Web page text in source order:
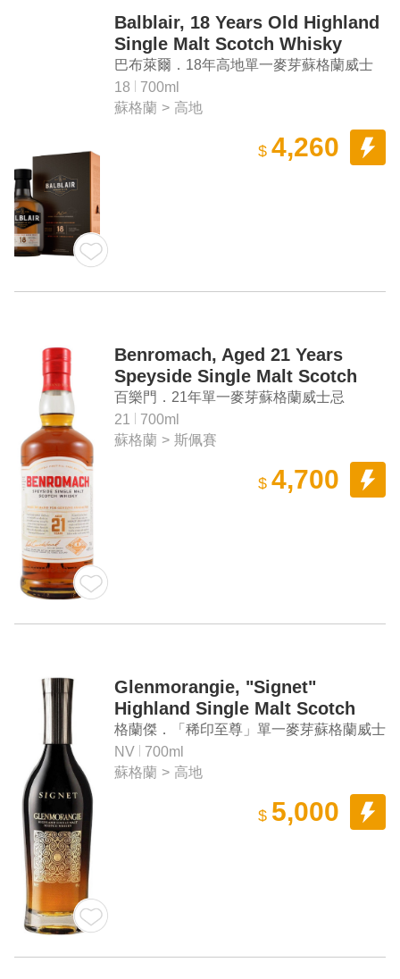
Balblair, 18 Years Old Highland
Single Malt Scotch Whisky
巴布萊爾．18年高地單一麥芽蘇格蘭威士
忌
18
700ml
蘇格蘭 > 高地
$ 4,260
Benromach, Aged 21 Years
Speyside Single Malt Scotch
Whisky
百樂門．21年單一麥芽蘇格蘭威士忌
21
700ml
蘇格蘭 > 斯佩賽
$ 4,700
Glenmorangie, "Signet"
Highland Single Malt Scotch
Whisky
格蘭傑．「稀印至尊」單一麥芽蘇格蘭威士
忌
NV
700ml
蘇格蘭 > 高地
$ 5,000